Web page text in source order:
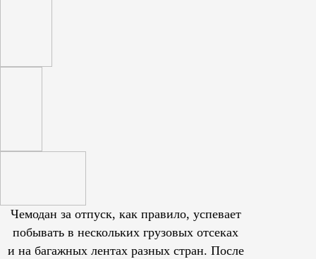
Чемодан за отпуск, как правило, успевает
побывать в нескольких грузовых отсеках
и на багажных лентах разных стран. После